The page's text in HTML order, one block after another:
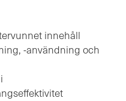
innehåll
-användning och